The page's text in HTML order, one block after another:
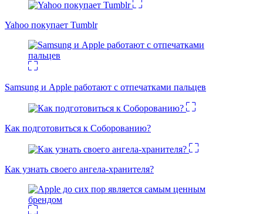
Yahoo покупает Tumblr
Samsung и Apple работают с отпечатками пальцев
Как подготовиться к Соборованию?
Как узнать своего ангела-хранителя?